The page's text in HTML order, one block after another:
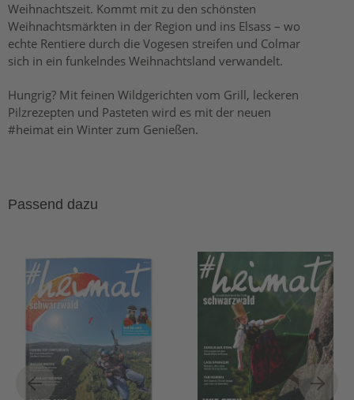
Weihnachtszeit. Kommt mit zu den schönsten
Weihnachtsmärkten in der Region und ins Elsass – wo
echte Rentiere durch die Vogesen streifen und Colmar
sich in ein funkelndes Weihnachtsland verwandelt.
Hungrig? Mit feinen Wildgerichten vom Grill, leckeren
Pilzrezepten und Pasteten wird es mit der neuen
#heimat ein Winter zum Genießen.
Passend dazu